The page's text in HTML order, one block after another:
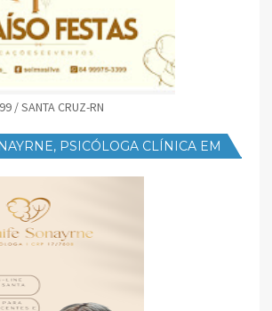
/ SANTA CRUZ-RN
PSICÓLOGA CLÍNICA EM